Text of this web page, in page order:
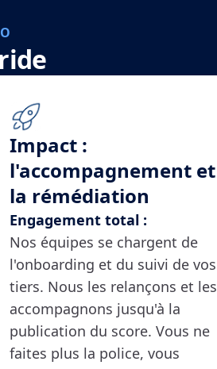
Impact :
l'accompagnement et
la rémédiation
Engagement total :
Nos équipes se chargent de
l'onboarding et du suivi de vos
tiers. Nous les relançons et les
accompagnons jusqu'à la
publication du score. Vous ne
faites plus la police, vous